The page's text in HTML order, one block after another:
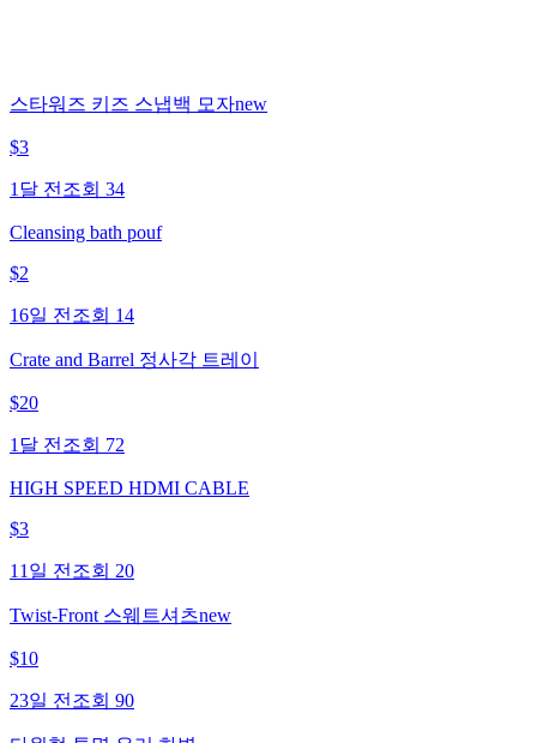
스타워즈 키즈 스냅백 모자new
$3
1달 전 조회 34
Cleansing bath pouf
$2
16일 전 조회 14
Crate and Barrel 정사각 트레이
$20
1달 전 조회 72
HIGH SPEED HDMI CABLE
$3
11일 전 조회 20
Twist-Front 스웨트셔츠new
$10
23일 전 조회 90